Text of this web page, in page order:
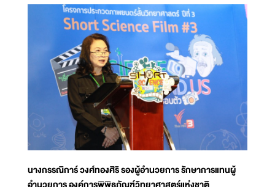
นางกรรณิการ์ วงศ์ทองศิริ รองผู้อำนวยการ รักษาการแทนผู้